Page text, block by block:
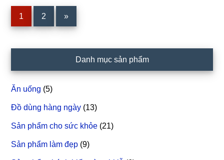
Trang
1 Trang
2 »
chính
Danh mục sản phẩm
Ăn uống (5)
Đồ dùng hàng ngày (13)
Sản phẩm cho sức khỏe (21)
Sản phẩm làm đẹp (9)